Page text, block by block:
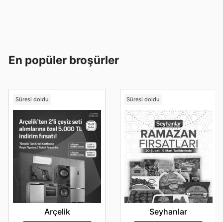
En popüler broşürler
Süresi doldu
Arçelik
Süresi doldu
Seyhanlar